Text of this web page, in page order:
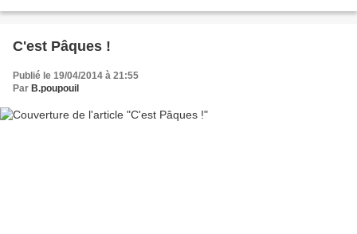
C'est Pâques !
Publié le 19/04/2014 à 21:55
Par B.poupouil